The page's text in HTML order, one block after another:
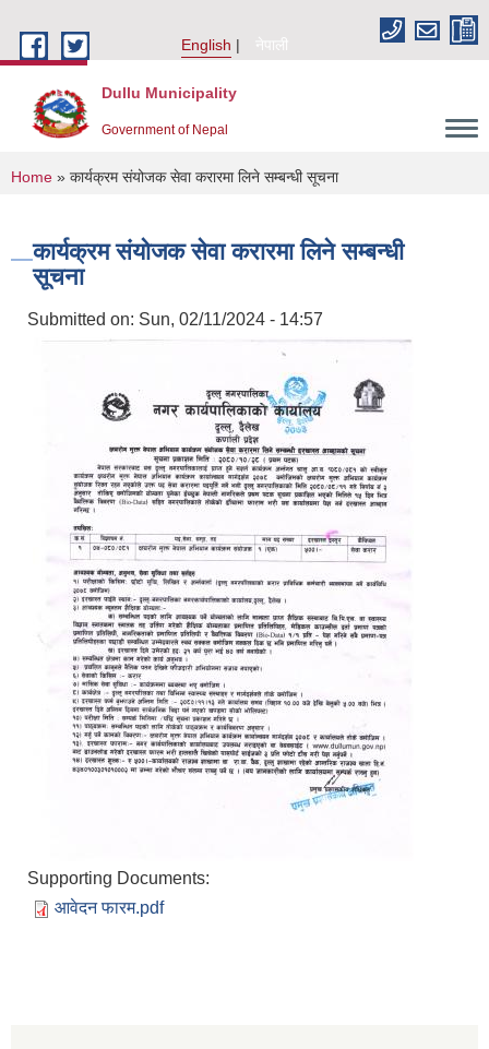
English
नेपाली
Dullu Municipality
Government of Nepal
You are here
Home » कार्यक्रम संयोजक सेवा करारमा लिने सम्बन्धी सूचना
कार्यक्रम संयोजक सेवा करारमा लिने सम्बन्धी
सूचना
Submitted on: Sun, 02/11/2024 - 14:57
Supporting Documents:
आवेदन फारम.pdf